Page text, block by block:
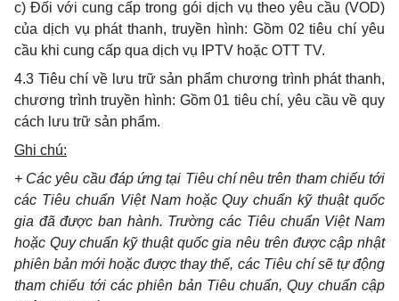
c) Đối với cung cấp trong gói dịch vụ theo yêu cầu (VOD)
của dịch vụ phát thanh, truyền hình: Gồm 02 tiêu chí yêu
cầu khi cung cấp qua dịch vụ IPTV hoặc OTT TV.
4.3 Tiêu chí về lưu trữ sản phẩm chương trình phát thanh,
chương trình truyền hình: Gồm 01 tiêu chí, yêu cầu về quy
cách lưu trữ sản phẩm.
Ghi chú:
+ Các yêu cầu đáp ứng tại Tiêu chí nêu trên tham chiếu tới
các Tiêu chuẩn Việt Nam hoặc Quy chuẩn kỹ thuật quốc
gia đã được ban hành. Trường các Tiêu chuẩn Việt Nam
hoặc Quy chuẩn kỹ thuật quốc gia nêu trên được cập nhật
phiên bản mới hoặc được thay thế, các Tiêu chí sẽ tự động
tham chiếu tới các phiên bản Tiêu chuẩn, Quy chuẩn cập